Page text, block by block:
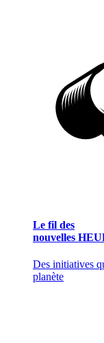
Le fil des
nouvelles
Des initiatives
planète